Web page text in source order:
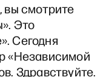
смотрите
Это
Сегодня
«Независимой
Здравствуйте.